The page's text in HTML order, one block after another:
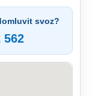
svoz?
562